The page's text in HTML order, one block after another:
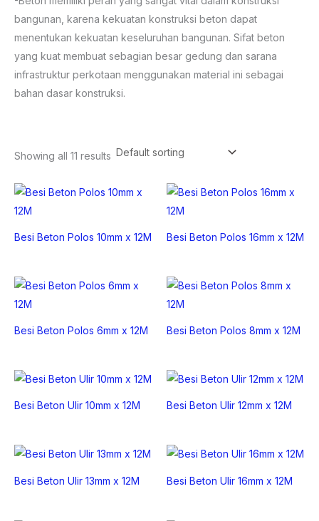
bangunan, karena kekuatan konstruksi beton dapat
menentukan kekuatan keseluruhan bangunan. Sifat beton
yang kuat membuat sebagian besar gedung dan sarana
infrastruktur perkotaan menggunakan material ini sebagai
bahan dasar konstruksi.
Showing all 11 results
Besi Beton Polos 10mm x 12M Besi Beton Polos 16mm x 12M
Besi Beton Polos 6mm x 12M Besi Beton Polos 8mm x 12M
Besi Beton Ulir 10mm x 12M Besi Beton Ulir 12mm x 12M
Besi Beton Ulir 13mm x 12M Besi Beton Ulir 16mm x 12M